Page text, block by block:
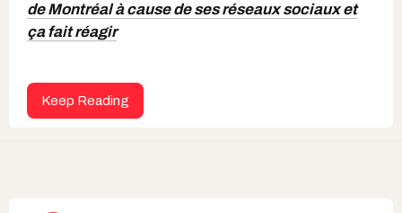
de Montréal à cause de ses réseaux sociaux et
ça fait réagir
Keep Reading